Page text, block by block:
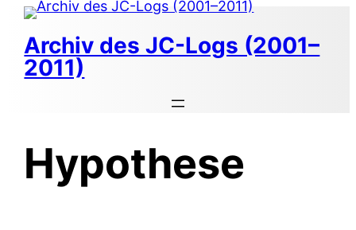
Zum
Inhalt
springen
Archiv des JC-Logs (2001–
2011)
Hypothese